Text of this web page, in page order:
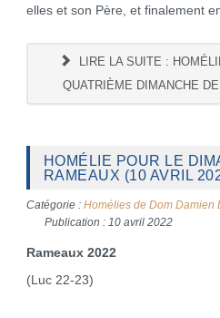
elles et son Père, et finalement
LIRE LA SUITE :
QUATRIÈME DIMANCHE
HOMÉLIE POUR LE
RAMEAUX (10 AVRIL
Catégorie : Homélies de Dom Damien
Publication : 10 avril 2022
Rameaux 2022
(Luc 22-23)